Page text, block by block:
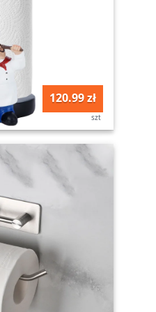
120.99 zł
szt